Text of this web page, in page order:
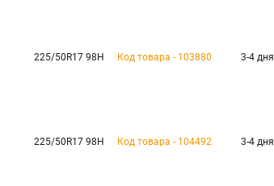
225/50R17 98H Код товара - 103880 3-4 дня
225/50R17 98H Код товара - 104492 3-4 дня